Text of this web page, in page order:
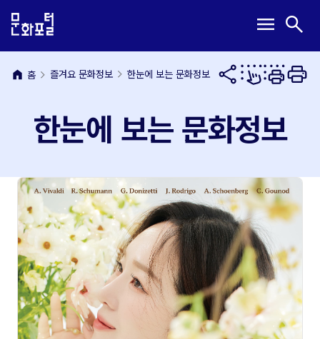
문
내
용
메
뉴
바
메
열
기
menu 검
열
기
search
home 홈 즐겨요 문화정보 한눈에 보는 문화정보
한눈에 보는 문화정보